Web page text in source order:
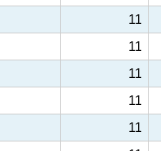
11
11
11
11
11